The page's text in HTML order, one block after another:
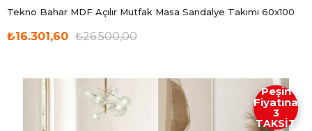
Tekno Bahar MDF Açılır Mutfak Masa Sandalye Takımı 60x100
₺16.301,60 ₺26.500,00
Peşin
Fiyatına
3
TAKSİT